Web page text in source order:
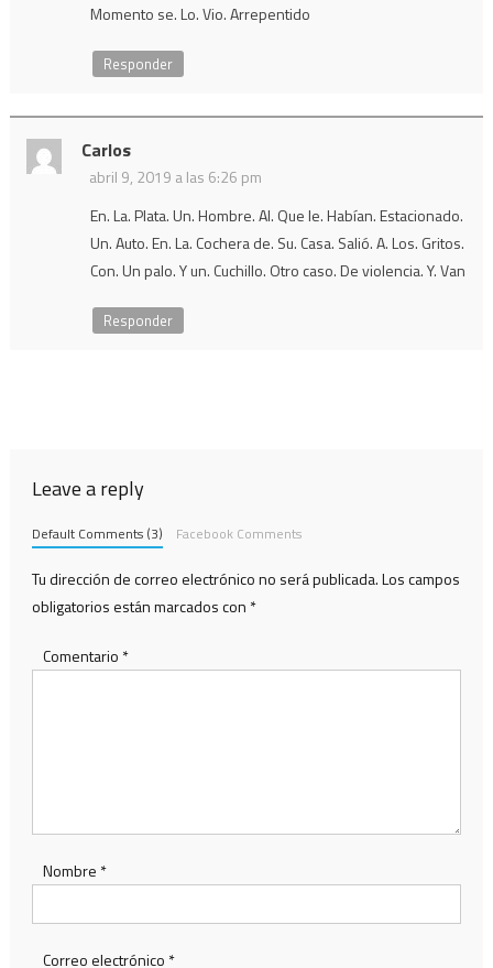
Momento se. Lo. Vio. Arrepentido
Responder
Carlos
abril 9, 2019 a las 6:26 pm
En. La. Plata. Un. Hombre. Al. Que le. Habían. Estacionado.
Un. Auto. En. La. Cochera de. Su. Casa. Salió. A. Los. Gritos.
Con. Un palo. Y un. Cuchillo. Otro caso. De violencia. Y. Van
Responder
Leave a reply
Default Comments (3) Facebook Comments
Tu dirección de correo electrónico no será publicada.Los campos
obligatorios están marcados con *
Comentario *
Nombre *
Correo electrónico *